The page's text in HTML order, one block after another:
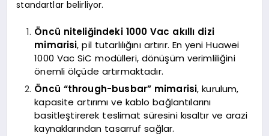
standartlar belirliyor.
Öncü niteliğindeki 1000 Vac akıllı dizi
mimarisi, pil tutarlılığını artırır. En yeni Huawei
1000 Vac SiC modülleri, dönüşüm verimliliğini
önemli ölçüde artırmaktadır.
Öncü “through-busbar” mimarisi, kurulum,
kapasite artırımı ve kablo bağlantılarını
basitleştirerek teslimat süresini kısaltır ve arazi
kaynaklarından tasarruf sağlar.